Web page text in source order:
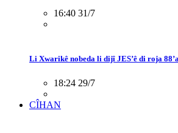
16:40 31/7
Li Xwarikê nobeda li dijî JES’ê di roja
18:24 29/7
CÎHAN